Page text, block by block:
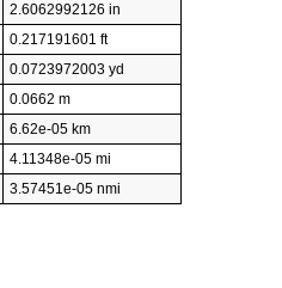
2.6062992126 in
0.217191601 ft
0.0723972003 yd
0.0662 m
6.62e-05 km
4.11348e-05 mi
3.57451e-05 nmi